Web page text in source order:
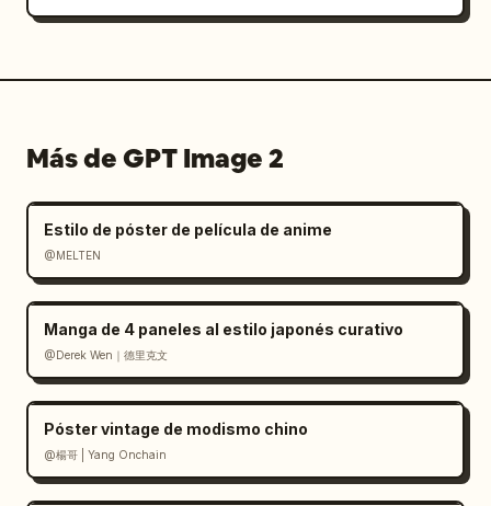
quiero comer cangrejos peludos!" (ultra
Más de GPT Image 2
Estilo de póster de película de anime
@MELTEN
Manga de 4 paneles al estilo japonés curativo
@Derek Wen｜德里克文
Póster vintage de modismo chino
@楊哥 | Yang Onchain